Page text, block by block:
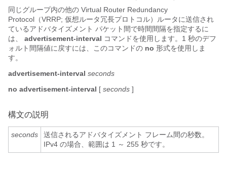
同じグループ内の他の Virtual Router Redundancy
Protocol（VRRP; 仮想ルータ冗長プロトコル）ルータに送信され
ているアドバタイズメント パケット間で時間間隔を指定するに
は、
advertisement-interval コマンドを使用します。1 秒のデフ
ォルト間隔値に戻すには、このコマンドの no 形式を使用しま
す。
advertisement-interval seconds
no advertisement-interval [ seconds ]
構文の説明
seconds
送信されるアドバタイズメント フレーム間の秒数。
IPv4 の場合、範囲は 1 ～ 255 秒です。